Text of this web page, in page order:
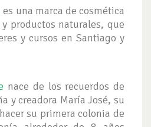
es una marca de cosmética
productos naturales, que
y cursos en Santiago y
nace de los recuerdos de
y creadora María José, su
su primera colonia de